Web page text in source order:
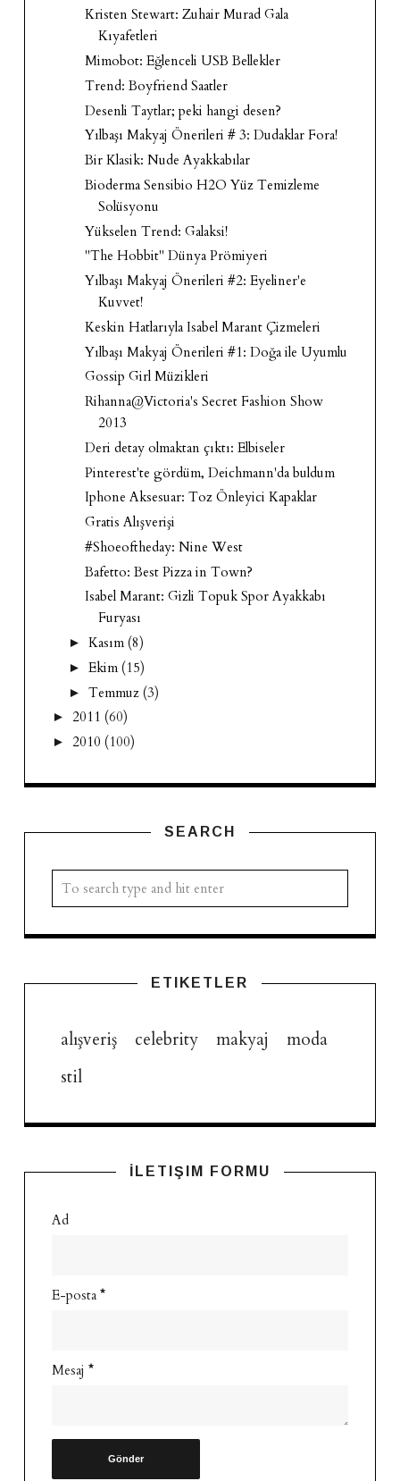
Kristen Stewart: Zuhair Murad Gala
Kıyafetleri
Mimobot: Eğlenceli USB Bellekler
Trend: Boyfriend Saatler
Desenli Taytlar; peki hangi desen?
Yılbaşı Makyaj Önerileri # 3: Dudaklar Fora!
Bir Klasik: Nude Ayakkabılar
Bioderma Sensibio H2O Yüz Temizleme
Solüsyonu
Yükselen Trend: Galaksi!
"The Hobbit" Dünya Prömiyeri
Yılbaşı Makyaj Önerileri #2: Eyeliner'e
Kuvvet!
Keskin Hatlarıyla Isabel Marant Çizmeleri
Yılbaşı Makyaj Önerileri #1: Doğa ile Uyumlu
Gossip Girl Müzikleri
Rihanna@Victoria's Secret Fashion Show
2013
Deri detay olmaktan çıktı: Elbiseler
Pinterest'te gördüm, Deichmann'da buldum
Iphone Aksesuar: Toz Önleyici Kapaklar
Gratis Alışverişi
#Shoeoftheday: Nine West
Bafetto: Best Pizza in Town?
Isabel Marant: Gizli Topuk Spor Ayakkabı
Furyası
► Kasım (8)
► Ekim (15)
► Temmuz (3)
► 2011 (60)
► 2010 (100)
SEARCH
ETIKETLER
alışveriş celebrity makyaj
moda
stil
İLETIŞIM FORMU
Ad
E-posta *
Mesaj *